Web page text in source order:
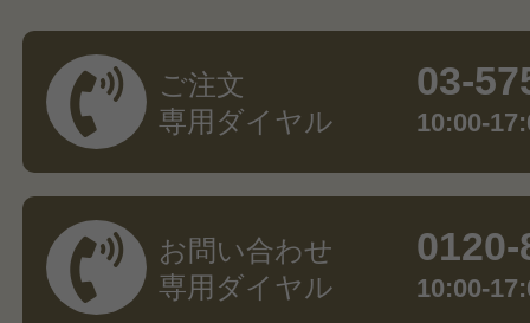
ご注文
専用ダイヤル
03-
10:00-
お問い合わせ
専用ダイヤル
10:00-